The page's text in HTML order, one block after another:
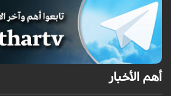
أهم الأخبار